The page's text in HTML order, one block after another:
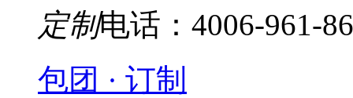
定制电话：4006-961-
包团 · 订制